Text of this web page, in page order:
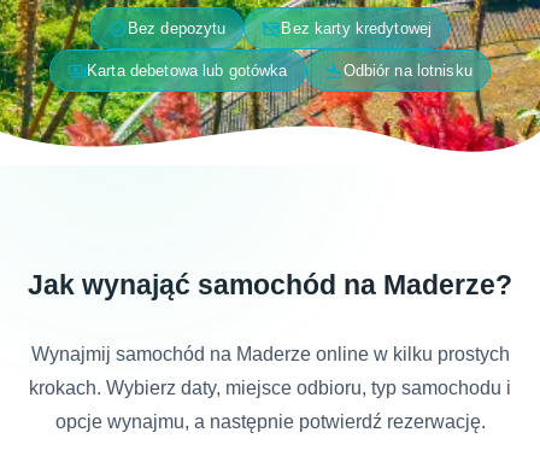
verified Bez depozytu credit_card_off Bez karty kredytowej
paymentsKarta debetowa lub gotówka flight_landOdbiór na lotnisku
Jak wynająć samochód na Maderze?
Wynajmij samochód na Maderze online w kilku prostych
krokach. Wybierz daty, miejsce odbioru, typ samochodu i
opcje wynajmu, a następnie potwierdź rezerwację.